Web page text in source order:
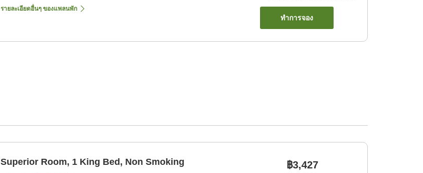
รายละเอียดอื่นๆ ของแพลนพัก
ทำการจอง
Superior Room, 1 King Bed, Non Smoking ฿3,427